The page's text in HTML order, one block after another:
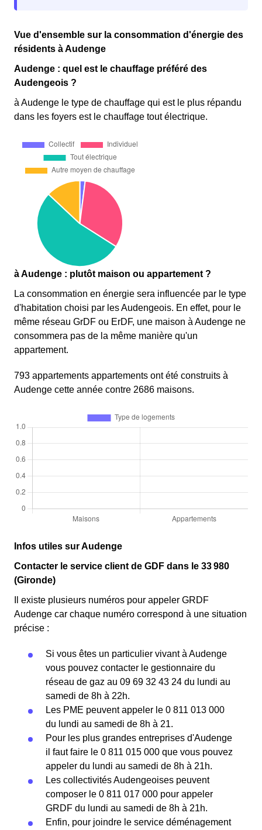
Vue d'ensemble sur la consommation d'énergie des
résidents à Audenge
Audenge : quel est le chauffage préféré des
Audengeois ?
à Audenge le type de chauffage qui est le plus répandu
dans les foyers est le chauffage tout électrique.
à Audenge : plutôt maison ou appartement ?
La consommation en énergie sera influencée par le type
d'habitation choisi par les Audengeois. En effet, pour le
même réseau GrDF ou ErDF, une maison à Audenge ne
consommera pas de la même manière qu'un
appartement.
793 appartements appartements ont été construits à
Audenge cette année contre 2686 maisons.
Infos utiles sur Audenge
Contacter le service client de GDF dans le 33 980
(Gironde)
Il existe plusieurs numéros pour appeler GRDF
Audenge car chaque numéro correspond à une situation
précise :
Si vous êtes un particulier vivant à Audenge
vous pouvez contacter le gestionnaire du
réseau de gaz au 09 69 32 43 24 du lundi au
samedi de 8h à 22h.
Les PME peuvent appeler le 0 811 013 000
du lundi au samedi de 8h à 21.
Pour les plus grandes entreprises d'Audenge
il faut faire le 0 811 015 000 que vous pouvez
appeler du lundi au samedi de 8h à 21h.
Les collectivités Audengeoises peuvent
composer le 0 811 017 000 pour appeler
GRDF du lundi au samedi de 8h à 21h.
Enfin, pour joindre le service déménagement